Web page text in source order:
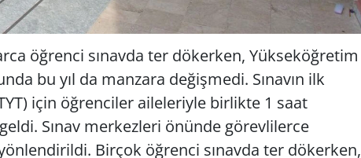
öğrenci sınavda ter dökerken, Yükseköğretim
bu yıl da manzara değişmedi. Sınavın ilk
için öğrenciler aileleriyle birlikte 1 saat
Sınav merkezleri önünde görevlilerce
Birçok öğrenci sınavda ter dökerken,